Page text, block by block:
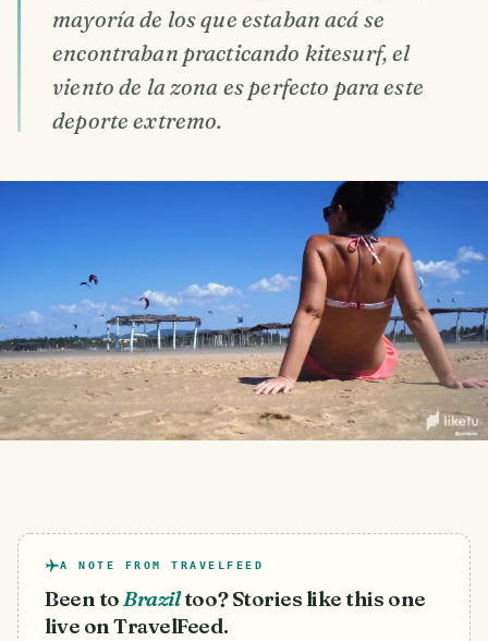
mayoría de los que estaban acá se
encontraban practicando kitesurf, el
viento de la zona es perfecto para este
deporte extremo.
A NOTE FROM TRAVELFEED
Been toBraziltoo? Stories like this one
live on TravelFeed.